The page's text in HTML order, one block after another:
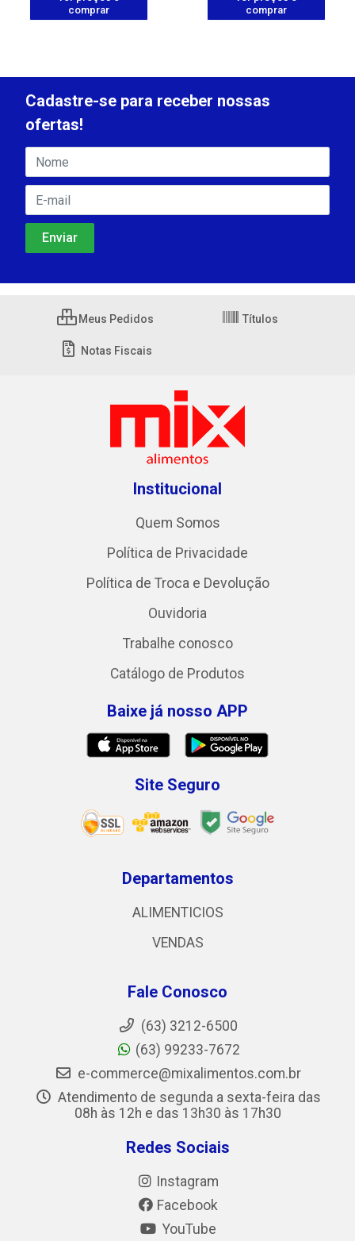
comprar
comprar
Cadastre-se para receber nossas
ofertas!
Meus Pedidos Títulos
Notas Fiscais
Institucional
Quem Somos
Política de Privacidade
Política de Troca e Devolução
Ouvidoria
Trabalhe conosco
Catálogo de Produtos
Baixe já nosso APP
Site Seguro
Departamentos
ALIMENTICIOS
VENDAS
Fale Conosco
(63) 3212-6500
(63) 99233-7672
e-commerce@mixalimentos.com.br
Atendimento de segunda a sexta-feira das
08h às 12h e das 13h30 às 17h30
Redes Sociais
Instagram
Facebook
YouTube